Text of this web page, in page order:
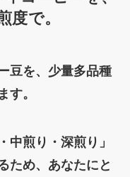
度で。
豆を、少量多品種
す。
中煎り・深煎り」
ため、あなたにと